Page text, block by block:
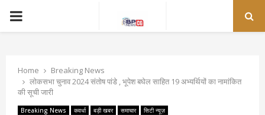
PRIMARY
Home
Breaking News
लोकसभा चुनाव 2024 संतोष पांडे , भूपेश बघेल साहित 19 अभ्यर्थियों का नामांकित
की सूची जारी
Breaking News कवर्धा बड़ी खबर समाचार सिटी न्यूज़